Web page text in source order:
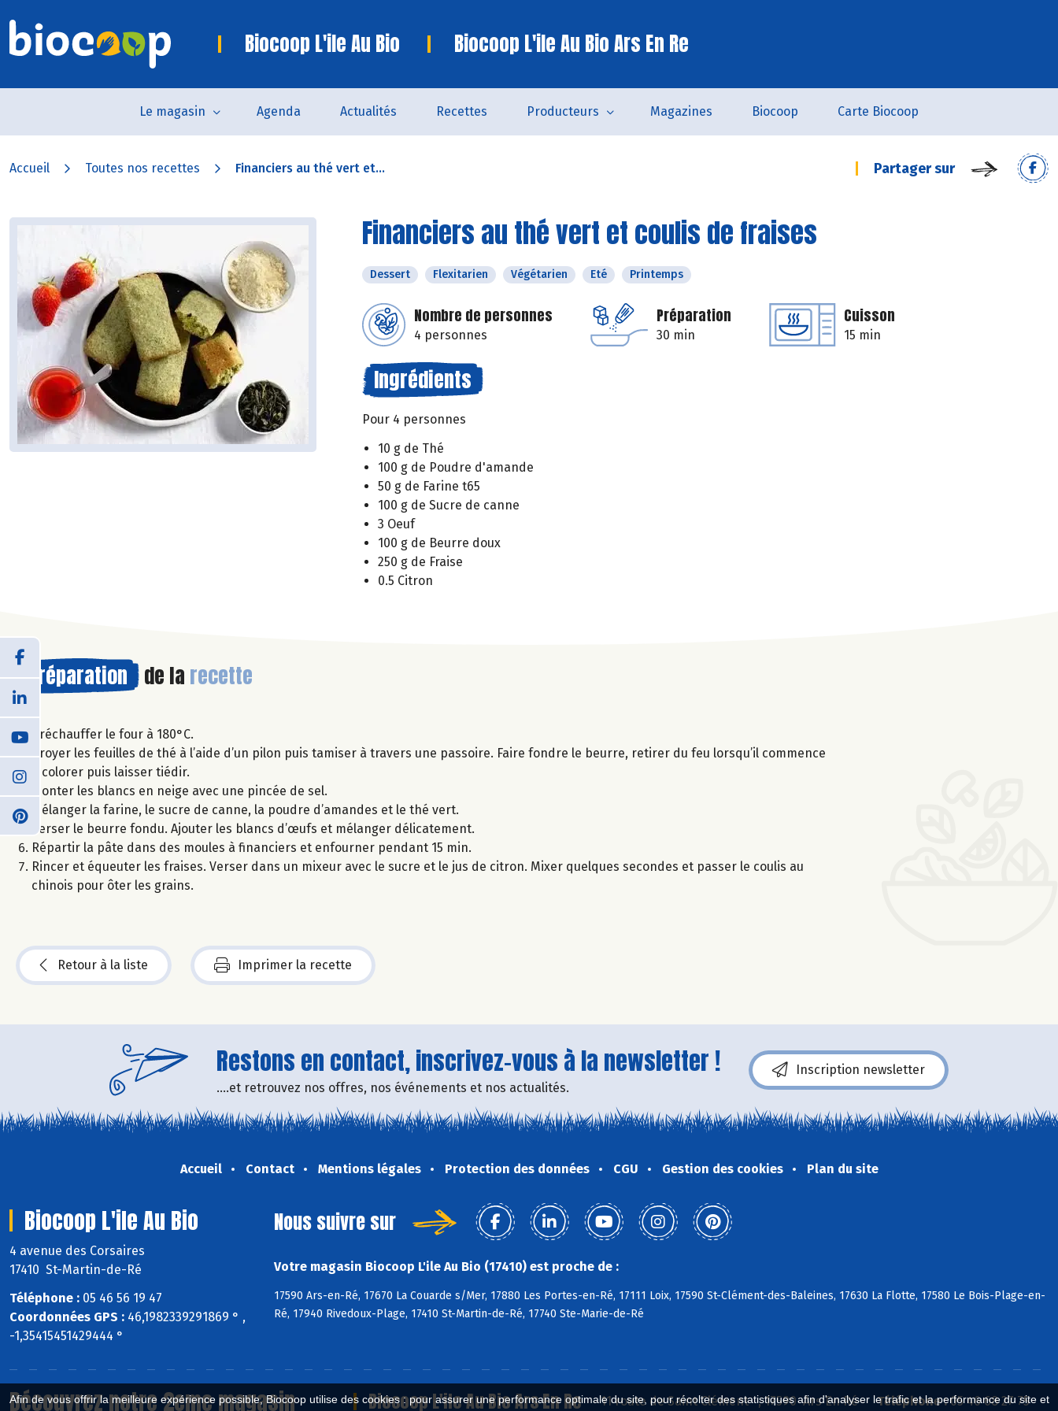
Afin de vous offrir la meilleure expérience possible, Biocoop utilise des cookies : pour assurer une performance optimale du site, pour récolter des statistiques afin d'analyser le trafic et la performance du site et
Biocoop L'ile Au Bio Biocoop L'ile Au Bio Ars En Re
Le magasin Agenda Actualités Recettes Producteurs Magazines Biocoop Carte Biocoop
Accueil Toutes nos recettes Financiers au thé vert et... Partager sur
Financiers au thé vert et coulis de fraises
Dessert Flexitarien Végétarien Eté Printemps
Nombre de personnes
4 personnes
Préparation
30 min
Cuisson
15 min
Ingrédients
Pour 4 personnes
10 g de Thé
100 g de Poudre d'amande
50 g de Farine t65
100 g de Sucre de canne
3 Oeuf
100 g de Beurre doux
250 g de Fraise
0.5 Citron
Préparation de la recette
Préchauffer le four à 180°C.
Broyer les feuilles de thé à l’aide d’un pilon puis tamiser à travers une passoire. Faire fondre le beurre, retirer du feu lorsqu’il commence
à colorer puis laisser tiédir.
Monter les blancs en neige avec une pincée de sel.
Mélanger la farine, le sucre de canne, la poudre d’amandes et le thé vert.
Verser le beurre fondu. Ajouter les blancs d’œufs et mélanger délicatement.
Répartir la pâte dans des moules à financiers et enfourner pendant 15 min.
Rincer et équeuter les fraises. Verser dans un mixeur avec le sucre et le jus de citron. Mixer quelques secondes et passer le coulis au
chinois pour ôter les grains.
Retour à la liste Imprimer la recette
Restons en contact, inscrivez-vous à la newsletter !
....et retrouvez nos offres, nos événements et nos actualités.
Inscription newsletter
Accueil Contact Mentions légales Protection des données CGU Gestion des cookies Plan du site
Biocoop L'ile Au Bio
4 avenue des Corsaires
17410 St-Martin-de-Ré
Téléphone : 05 46 56 19 47
Coordonnées GPS : 46,1982339291869 ° ,
-1,35415451429444 °
Nous suivre sur
Votre magasin Biocoop L'ile Au Bio (17410) est proche de :
17590 Ars-en-Ré, 17670 La Couarde s/Mer, 17880 Les Portes-en-Ré, 17111 Loix, 17590 St-Clément-des-Baleines, 17630 La Flotte, 17580 Le Bois-Plage-en-
Ré, 17940 Rivedoux-Plage, 17410 St-Martin-de-Ré, 17740 Ste-Marie-de-Ré
Découvrez notre 2eme magasin Biocoop L'ile Au Bio Ars En Re 11 route de Saint Clément , 17590 Ars En Ré Téléphone :05 46 68 27 75